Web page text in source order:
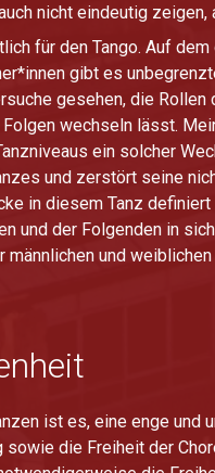
nicht eindeutig
für den Tango. Auf
gibt es
gesehen, die
wechseln lässt.
ein solcher
und zerstört seine
in diesem Tanz
und der Folgenden in
und
ist es, eine enge
die Freiheit der